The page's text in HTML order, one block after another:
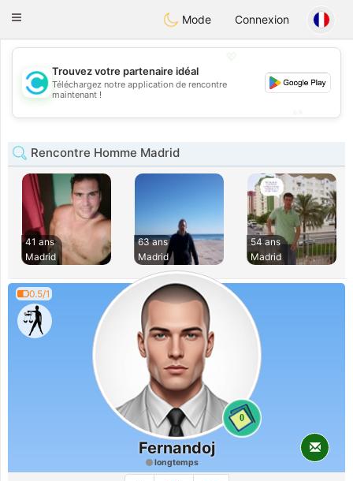
olombiaCitas
Toggle
Mode Connexion
💖
💕
Trouvez votre partenaire idéal
Téléchargez notre application de rencontre
maintenant !
Rencontre Homme Madrid
41 ans
Madrid
63 ans
Madrid
54 ans
Madrid
0.5/1
0
Fernandoj
longtemps